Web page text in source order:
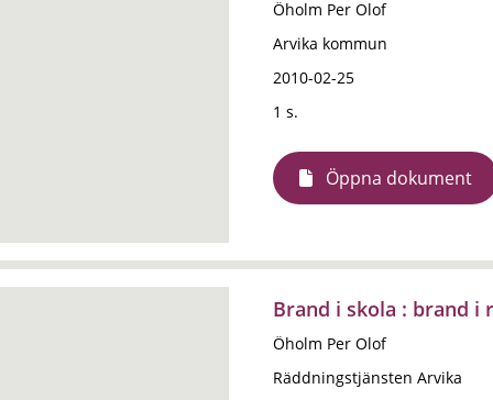
Öholm Per Olof
Arvika kommun
2010-02-25
1 s.
Öppna dokument
Brand i skola : brand i
Öholm Per Olof
Räddningstjänsten Arvika